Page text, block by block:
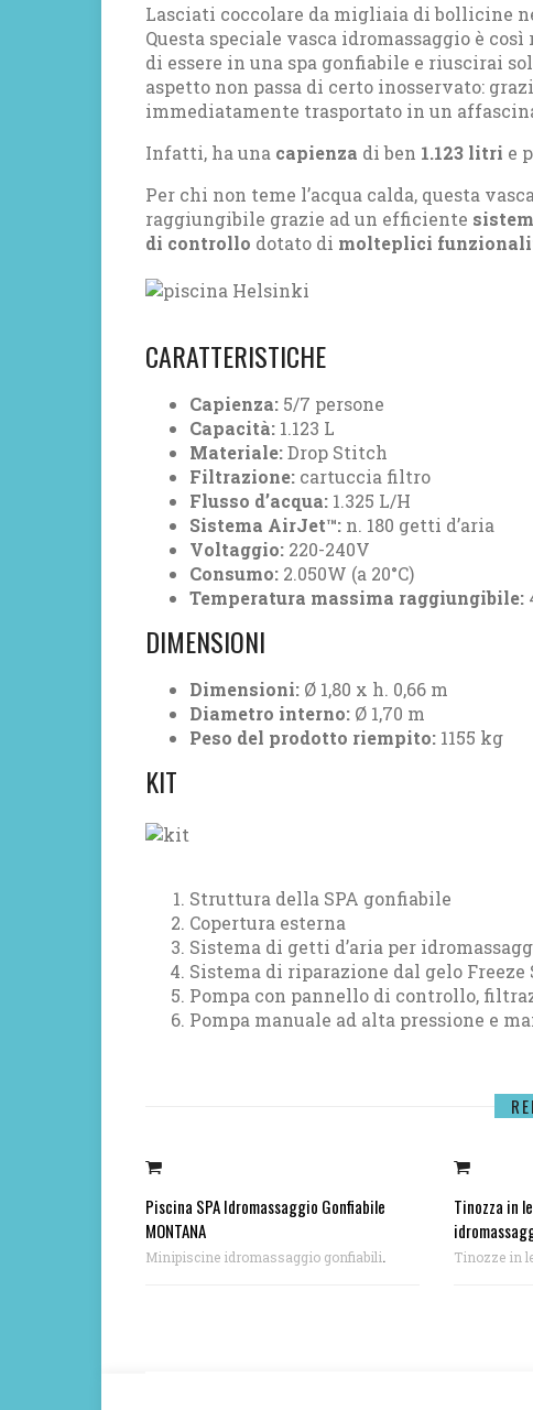
Lasciati coccolare da migliaia di bollicine
Questa speciale vasca idromassaggio è
di essere in una spa gonfiabile e riuscirai
aspetto non passa di certo inosservato:
immediatamente trasportato in un
Infatti, ha una capienza di ben 1.123 litri e
Per chi non teme l’acqua calda, questa
raggiungibile grazie ad un efficiente
di controllo dotato di molteplici
CARATTERISTICHE
Capienza: 5/7 persone
Capacità: 1.123 L
Materiale:Drop Stitch
Filtrazione: cartuccia filtro
Flusso d’acqua: 1.325 L/H
Sistema AirJet™: n. 180 getti d’aria
Voltaggio: 220-240V
Consumo: 2.050W (a 20°C)
Temperatura massima raggiungibile:
DIMENSIONI
Dimensioni: Ø 1,80 x h. 0,66 m
Diametro interno: Ø 1,70 m
Peso del prodotto riempito: 1155 kg
KIT
Struttura della SPA gonfiabile
Copertura esterna
Sistema di getti d’aria per
Sistema di riparazione dal gelo Freeze
Pompa con pannello di controllo,
Pompa manuale ad alta pressione e
Piscina SPA Idromassaggio Gonfiabile
MONTANA
Minipiscine idromassaggio gonfiabili.
Tinozza in
Tinozze in